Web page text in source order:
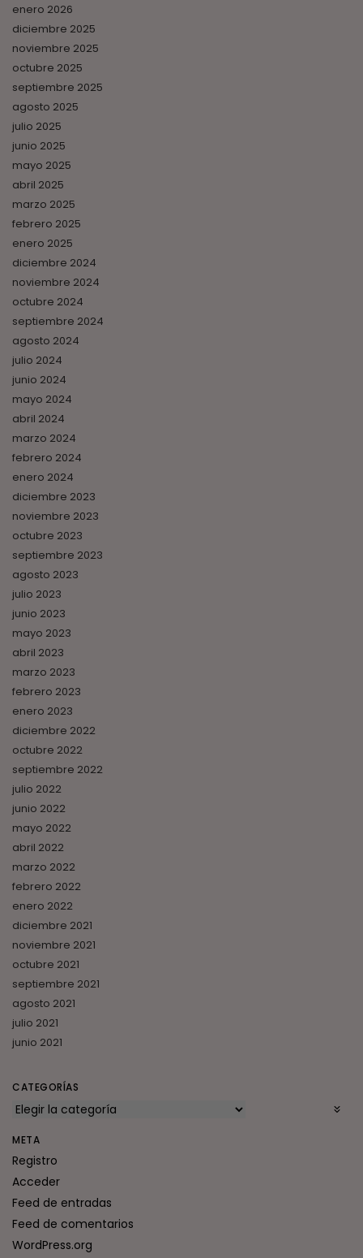
enero 2026
diciembre 2025
noviembre 2025
octubre 2025
septiembre 2025
agosto 2025
julio 2025
junio 2025
mayo 2025
abril 2025
marzo 2025
febrero 2025
enero 2025
diciembre 2024
noviembre 2024
octubre 2024
septiembre 2024
agosto 2024
julio 2024
junio 2024
mayo 2024
abril 2024
marzo 2024
febrero 2024
enero 2024
diciembre 2023
noviembre 2023
octubre 2023
septiembre 2023
agosto 2023
julio 2023
junio 2023
mayo 2023
abril 2023
marzo 2023
febrero 2023
enero 2023
diciembre 2022
octubre 2022
septiembre 2022
julio 2022
junio 2022
mayo 2022
abril 2022
marzo 2022
febrero 2022
enero 2022
diciembre 2021
noviembre 2021
octubre 2021
septiembre 2021
agosto 2021
julio 2021
junio 2021
CATEGORÍAS
META
Registro
Acceder
Feed de entradas
Feed de comentarios
WordPress.org